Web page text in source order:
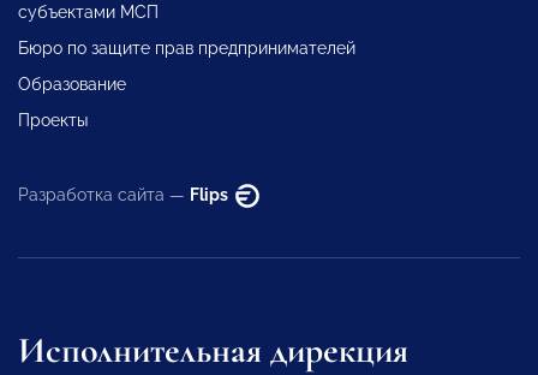
субъектами МСП
Бюро по защите прав предпринимателей
Образование
Проекты
Разработка сайта — Flips
Исполнительная дирекция